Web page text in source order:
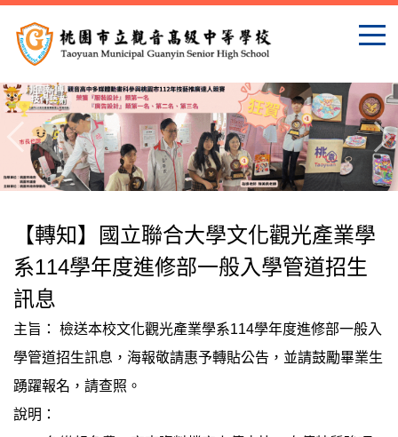
到
主
內
容
區
【轉知】國立聯合大學文化觀光產業學
系114學年度進修部一般入學管道招生
訊息
主旨： 檢送本校文化觀光產業學系114學年度進修部一般入
學管道招生訊息，海報敬請惠予轉貼公告，並請鼓勵畢業生
踴躍報名，請查照。
說明：